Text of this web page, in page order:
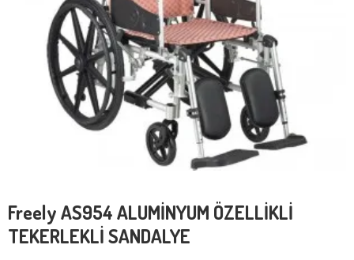
Freely AS954 ALUMİNYUM ÖZELLİKLİ
TEKERLEKLİ SANDALYE